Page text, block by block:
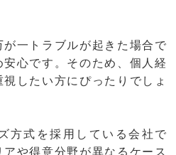
一トラブルが起きた場合で
心です。そのため、個人経
したい方にぴったりでしょ
方式を採用している会社で
や得意分野が異なるケース